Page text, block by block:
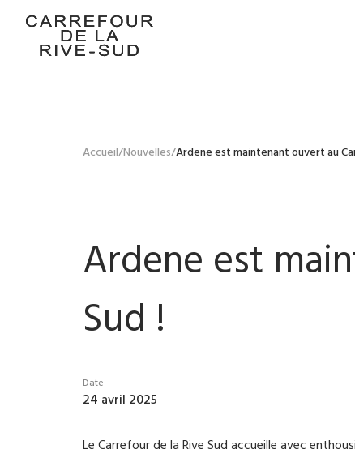
content
Accueil/Nouvelles/Ardene est maintenant ouvert au
Ardene est
Sud !
Date
24 avril 2025
Le Carrefour de la Rive Sud accueille avec